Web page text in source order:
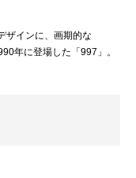
ザインに、画期的な
年に登場した「997」。